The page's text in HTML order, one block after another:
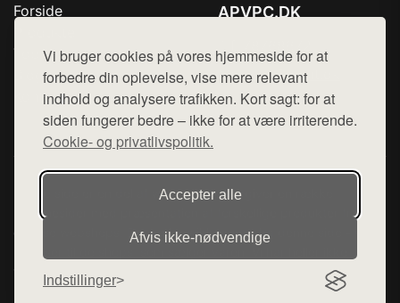
Vi bruger cookies på vores hjemmeside for at
forbedre din oplevelse, vise mere relevant
indhold og analysere trafikken. Kort sagt: for at
siden fungerer bedre – ikke for at være irriterende.
Cookie- og privatlivspolitik.
Accepter alle
Afvis ikke‑nødvendige
Indstillinger
Forside
Top Rabatter
Blog
Kontakt
APVPC.DK
Mail: hej@want.dk
Cookie- og privatlivspolitik
Denne side er en del af want.dk, der udgiver en række
hjemmesider med præsentation af forskellige produkter fra
diverse webshops. Der sælges ikke varer fra denne side - vi
varerne på lager.